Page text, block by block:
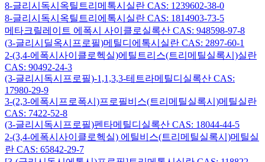
8-글리시독시옥틸트리메톡시실란 CAS: 1239602-38-0
8-글리시독시옥틸트리에톡시실란 CAS: 1814903-73-5
메타크릴레이트 에폭시 사이클로실록산 CAS: 948598-97-8
(3-글리시딜옥시프로필)메틸디에톡시실란 CAS: 2897-60-1
2-(3,4-에폭시사이클로헥실)에틸트리스(트리메틸실록시)실란
CAS: 90492-24-3
(3-글리시독시프로필)-1,1,3,3-테트라메틸디실록산 CAS:
17980-29-9
3-(2,3-에폭시프로폭시)프로필비스(트리메틸실록시)메틸실란
CAS: 7422-52-8
(3-글리시독시프로필)펜타메틸디실록산 CAS: 18044-44-5
2-(3,4-에폭시사이클로헥실) 에틸비스(트리메틸실록시)메틸실
란 CAS: 65842-29-7